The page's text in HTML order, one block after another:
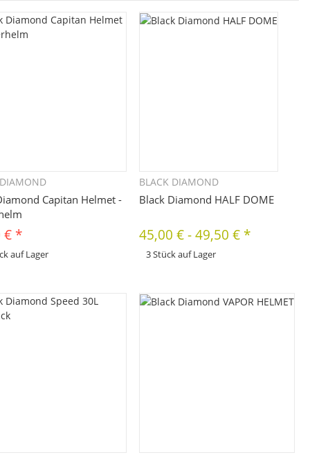
Schnellkauf
Capitan Helmet -
€ *
auf Lager
Schnellkauf
BLACK DIAMOND
Black Diamond HALF DOME
45,00 €-49,50 € *
3 Stück auf Lager